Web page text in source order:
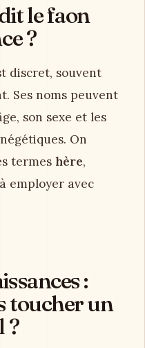
le faon
?
discret, souvent
Ses noms peuvent
son sexe et les
On
termes hère,
employer avec
:
toucher un
?